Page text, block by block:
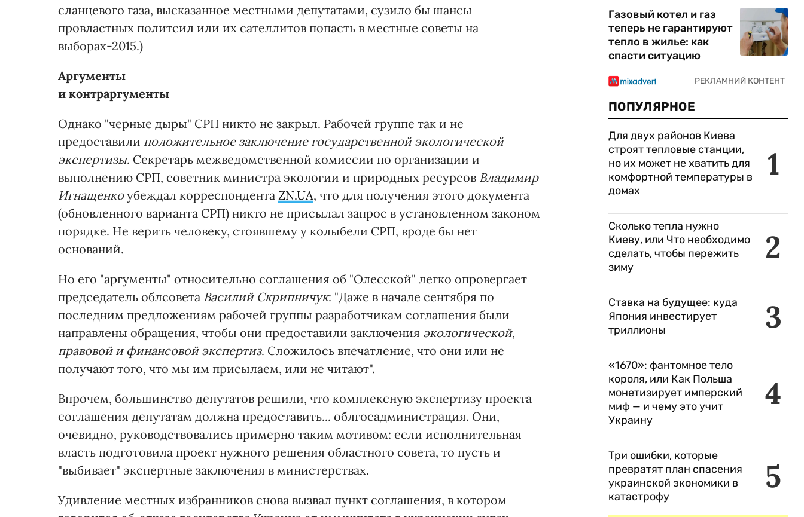
сланцевого газа, высказанное местными депутатами, сузило бы шансы
провластных политсил или их сателлитов попасть в местные советы на
выборах-2015.)
Аргументы
и контраргументы
Однако "черные дыры" СРП никто не закрыл. Рабочей группе так и не
предоставили положительное заключение государственной экологической
экспертизы. Секретарь межведомственной комиссии по организации и
выполнению СРП, советник министра экологии и природных ресурсов Владимир
Игнащенкоубеждал корреспондента ZN.UA, что для получения этого документа
(обновленного варианта СРП) никто не присылал запрос в установленном законом
порядке. Не верить человеку, стоявшему у колыбели СРП, вроде бы нет
оснований.
Но его "аргументы" относительно соглашения об "Олесской" легко опровергает
председатель облсовета Василий Скрипничук: "Даже в начале сентября по
последним предложениям рабочей группы разработчикам соглашения были
направлены обращения, чтобы они предоставили заключения экологической,
правовой и финансовой экспертиз. Сложилось впечатление, что они или не
получают того, что мы им присылаем, или не читают".
Впрочем, большинство депутатов решили, что комплексную экспертизу проекта
соглашения депутатам должна предоставить... облгосадминистрация. Они,
очевидно, руководствовались примерно таким мотивом: если исполнительная
власть подготовила проект нужного решения областного совета, то пусть и
"выбивает" экспертные заключения в министерствах.
Удивление местных избранников снова вызвал пункт соглашения, в котором
Газовый котел и газ
теперь не гарантируют
тепло в жилье: как
спасти ситуацию
ПОПУЛЯРНОЕ
1
Для двух районов Киева
строят тепловые станции,
но их может не хватить для
комфортной температуры в
домах
2
Сколько тепла нужно
Киеву, или Что необходимо
сделать, чтобы пережить
зиму
3
Ставка на будущее: куда
Япония инвестирует
триллионы
4
«1670»: фантомное тело
короля, или Как Польша
монетизирует имперский
миф — и чему это учит
Украину
5
Три ошибки, которые
превратят план спасения
украинской экономики в
катастрофу